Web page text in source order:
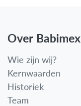
Over Babimex
Wie zijn wij?
Kernwaarden
Historiek
Team